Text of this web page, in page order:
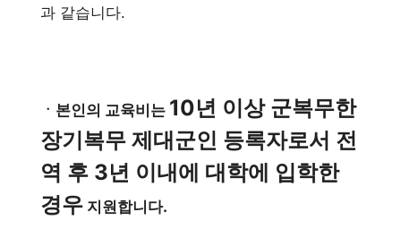
과 같습니다.
ㆍ본인의 교육비는 10년 이상 군복무한
장기복무 제대군인 등록자로서 전
역 후 3년 이내에 대학에 입학한
경우 지원합니다.